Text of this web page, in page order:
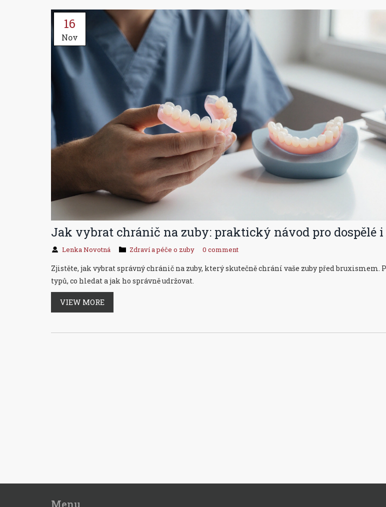
16
Nov
Jak vybrat chránič na zuby: praktický návod pro dospělé
Lenka Novotná Zdraví a péče o zuby 0 comment
Zjistěte, jak vybrat správný chránič na zuby, který skutečně chrání vaše zuby před bruxismem.
typů, co hledat a jak ho správně udržovat.
VIEW MORE
Menu